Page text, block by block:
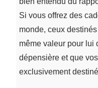
Si vous offrez des
monde, ceux
même valeur pour lui
dépensière et que
exclusivement